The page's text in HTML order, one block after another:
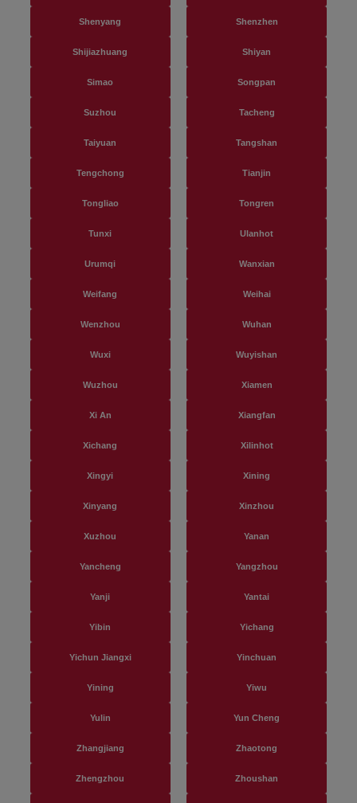
Shenyang Shenzhen
Shijiazhuang Shiyan
Simao Songpan
Suzhou Tacheng
Taiyuan Tangshan
Tengchong Tianjin
Tongliao Tongren
Tunxi Ulanhot
Urumqi Wanxian
Weifang Weihai
Wenzhou Wuhan
Wuxi Wuyishan
Wuzhou Xiamen
Xi An Xiangfan
Xichang Xilinhot
Xingyi Xining
Xinyang Xinzhou
Xuzhou Yanan
Yancheng Yangzhou
Yanji Yantai
Yibin Yichang
Yichun Jiangxi Yinchuan
Yining Yiwu
Yulin Yun Cheng
Zhangjiang Zhaotong
Zhengzhou Zhoushan